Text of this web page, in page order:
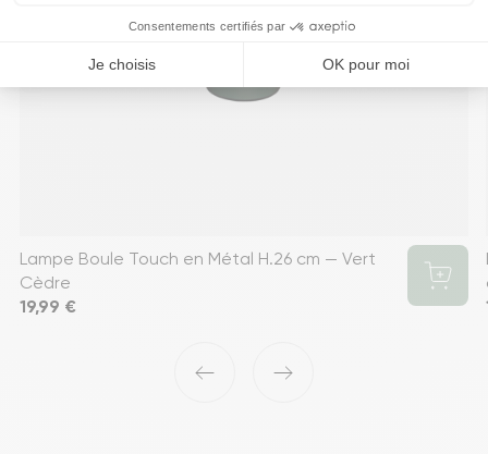
Lampe Boule Touch en Métal H.26 cm — Vert
Cèdre
Prix
19,99 €
‹ ›